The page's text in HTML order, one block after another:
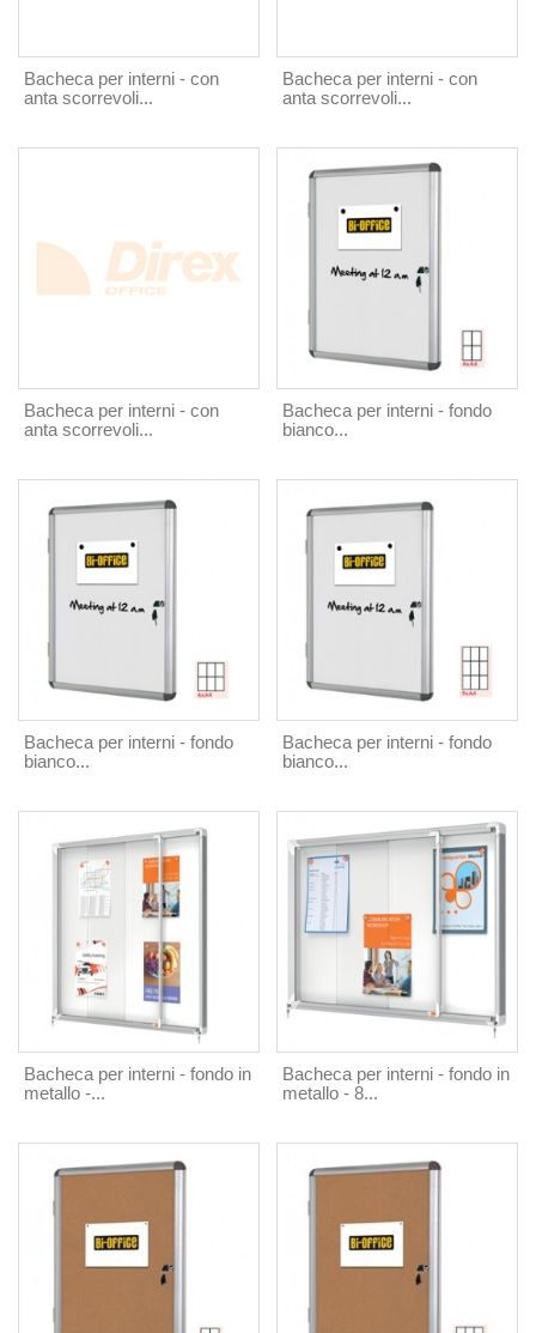
Bacheca per interni - con
anta scorrevoli...
Bacheca per interni - con
anta scorrevoli...
Bacheca per interni - con
anta scorrevoli...
Bacheca per interni - fondo
bianco...
Bacheca per interni - fondo
bianco...
Bacheca per interni - fondo
bianco...
Bacheca per interni - fondo in
metallo -...
Bacheca per interni - fondo in
metallo - 8...